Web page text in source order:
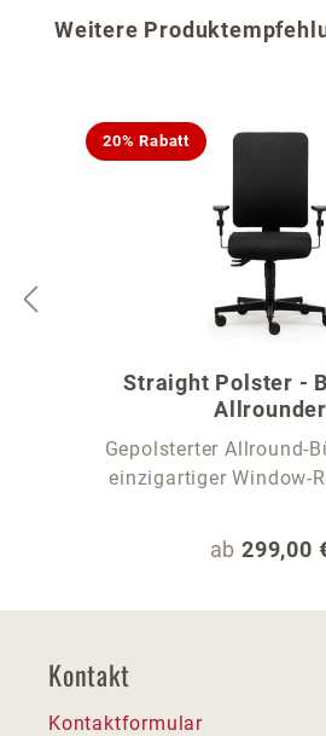
Produktgalerie überspringen
Weitere
20% Rabatt
Straight Polster -
Allrounder
Gepolsterter Allround-
einzigartiger Window-
Regulärer
ab 299,00
Kontakt
Kontaktformular